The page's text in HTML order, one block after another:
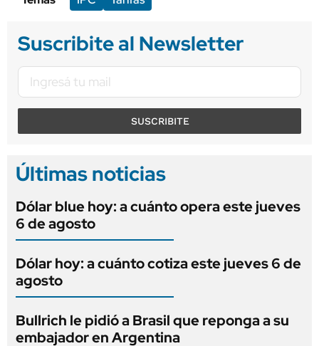
Suscribite al Newsletter
SUSCRIBITE
Últimas noticias
Dólar blue hoy: a cuánto opera este jueves
6 de agosto
Dólar hoy: a cuánto cotiza este jueves 6 de
agosto
Bullrich le pidió a Brasil que reponga a su
embajador en Argentina